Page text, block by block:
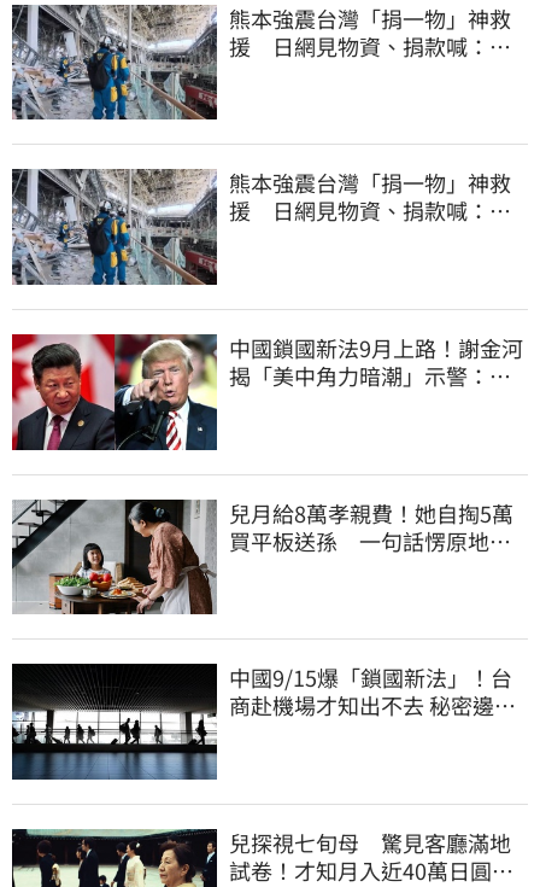
熊本強震台灣「捐一物」神救
援 日網見物資、捐款喊：給
熊本強震台灣「捐一物」神救
援 日網見物資、捐款喊：給
中國鎖國新法9月上路！謝金河
揭「美中角力暗潮」示警：台
兒月給8萬孝親費！她自掏5萬
買平板送孫 一句話愣原地
中國9/15爆「鎖國新法」！台
商赴機場才知出不去 秘密邊控
兒探視七旬母 驚見客廳滿地
試卷！才知月入近40萬日圓